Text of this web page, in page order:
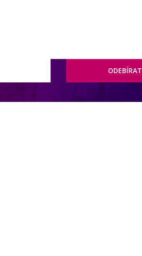
ODEBÍRAT